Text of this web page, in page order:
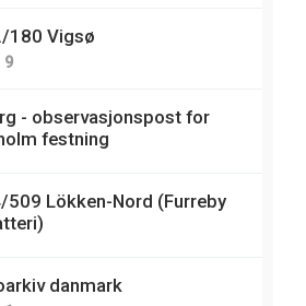
180 Vigsø
9
- observasjonspost for
festning
509 Lökken-Nord (Furreby
danmark